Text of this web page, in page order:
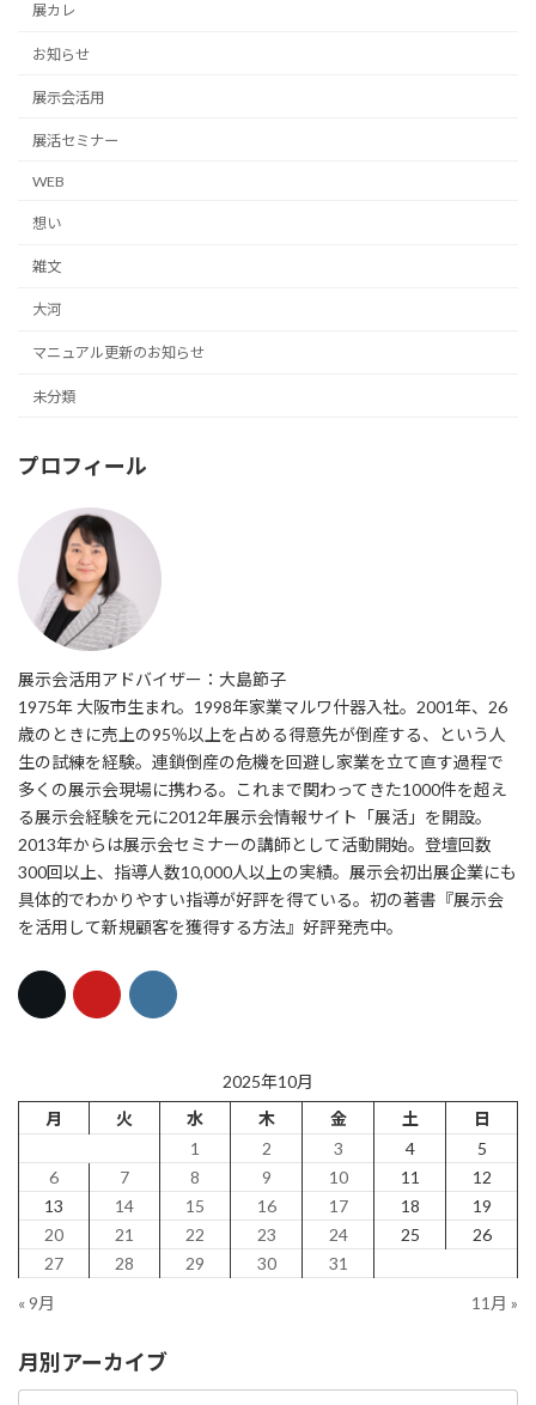
展カレ
お知らせ
展示会活用
展活セミナー
WEB
想い
雑文
大河
マニュアル更新のお知らせ
未分類
プロフィール
展示会活用アドバイザー：大島節子
1975年 大阪市生まれ。1998年家業マルワ什器入社。2001年、26
歳のときに売上の95％以上を占める得意先が倒産する、という人
生の試練を経験。連鎖倒産の危機を回避し家業を立て直す過程で
多くの展示会現場に携わる。これまで関わってきた1000件を超え
る展示会経験を元に2012年展示会情報サイト「展活」を開設。
2013年からは展示会セミナーの講師として活動開始。登壇回数
300回以上、指導人数10,000人以上の実績。展示会初出展企業にも
具体的でわかりやすい指導が好評を得ている。初の著書『展示会
を活用して新規顧客を獲得する方法』好評発売中。
2025年10月
月
火 水 木 金 土
日
1
2 3 4
5
6
7 8 9 10 11
12
13
14 15 16 17 18
19
20
21 22 23 24 25
26
27
28 29 30
31
« 9月
11月 »
月別アーカイブ